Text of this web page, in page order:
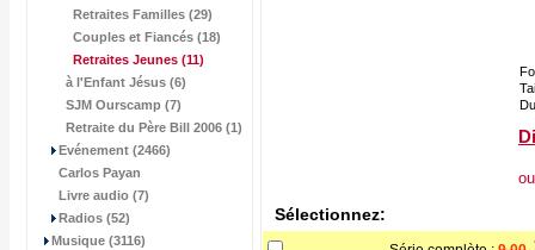
Retraites Familles (29)
Couples et Fiancés (18)
Retraites Jeunes (11)
à l'Enfant Jésus (6)
SJM Ourscamp (7)
Retraite du Père Bill 2006 (1)
Evénement (2466)
Carlos Payan
Livre audio (7)
Radios (52)
Musique (3116)
Sélectionnez: